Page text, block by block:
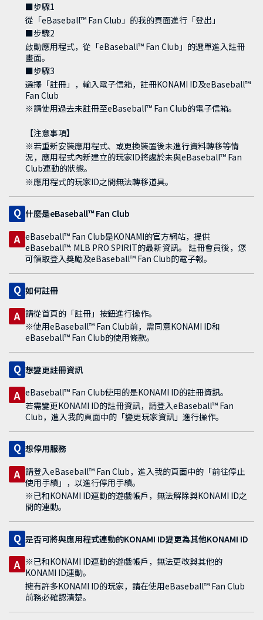
■步驟1
從「eBaseball™ Fan Club」的我的頁面進行「登出」
■步驟2
啟動應用程式，從「eBaseball™ Fan Club」的選單進入註冊
畫面。
■步驟3
選擇「註冊」，輸入電子信箱，註冊KONAMI ID及eBaseball™
Fan Club
※請使用過去未註冊至eBaseball™ Fan Club的電子信箱。
【注意事項】
※若重新安裝應用程式、或更換裝置後未進行資料轉移等情
況，應用程式內新建立的玩家ID將處於未與eBaseball™ Fan
Club連動的狀態。
※應用程式的玩家ID之間無法轉移道具。
Q 什麼是eBaseball™ Fan Club
A eBaseball™ Fan Club是KONAMI的官方網站，提供
eBaseball™: MLB PRO SPIRIT的最新資訊。 註冊會員後，您
可領取登入獎勵及eBaseball™ Fan Club的電子報。
Q 如何註冊
A 請從首頁的「註冊」按鈕進行操作。
※使用eBaseball™ Fan Club前，需同意KONAMI ID和
eBaseball™ Fan Club的使用條款。
Q 想變更註冊資訊
A eBaseball™ Fan Club使用的是KONAMI ID的註冊資訊。
若需變更KONAMI ID的註冊資訊，請登入eBaseball™ Fan
Club，進入我的頁面中的「變更玩家資訊」進行操作。
Q 想停用服務
A 請登入eBaseball™ Fan Club，進入我的頁面中的「前往停止
使用手續」，以進行停用手續。
※已和KONAMI ID連動的遊戲帳戶，無法解除與KONAMI ID之
間的連動。
Q 是否可將與應用程式連動的KONAMI ID變更為其他KONAMI ID
A ※已和KONAMI ID連動的遊戲帳戶，無法更改與其他的
KONAMI ID連動。
擁有許多KONAMI ID的玩家，請在使用eBaseball™ Fan Club
前務必確認清楚。